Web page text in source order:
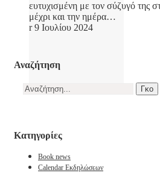
ευτυχισμένη με τον σύζυγό της
μέχρι και την ημέρα…
9 Ιουλίου 2024
Αναζήτηση
Αναζήτηση
Kατηγορίες
Book news
Calendar Εκδηλώσεων